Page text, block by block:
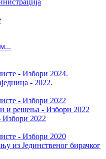
- Избори 2024.
- 2022.
- Избори 2022
и решења - Избори 2022
2022
- Избори 2020
из Јединственог бирачког